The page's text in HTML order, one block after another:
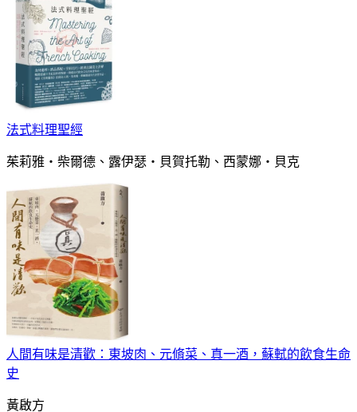
法式料理聖經
茱莉雅・柴爾德、露伊瑟・貝賀托勒、西蒙娜・貝克
人間有味是清歡：東坡肉、元脩菜、真一酒，蘇軾的飲食生命
史
黃啟方